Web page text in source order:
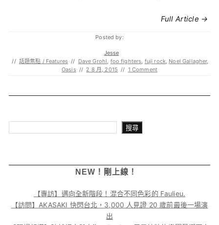
Full Article →
Posted by:
Jesse
// 話題焦點 / Features // Dave Grohl, foo fighters, fuji rock, Noel Gallagher,
Oasis // 2 8 月, 2015 // 1 Comment
搜尋
NEW！剛上線！
【專訪】邁向全新階段！混合不同色彩的 Faulieu.
【訪問】AKASAKI 快閃台北，3,000 人見證 20 歲前最後一場演
出